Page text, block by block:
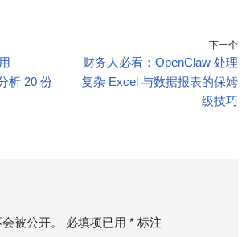
析 20 份
下一个
财务人必看：OpenClaw 处理
复杂 Excel 与数据报表的保姆
级技巧
被公开。 必填项已用 * 标注